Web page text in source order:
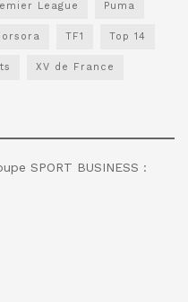
League Puma
TF1 Top 14
XV de France
SPORT BUSINESS :